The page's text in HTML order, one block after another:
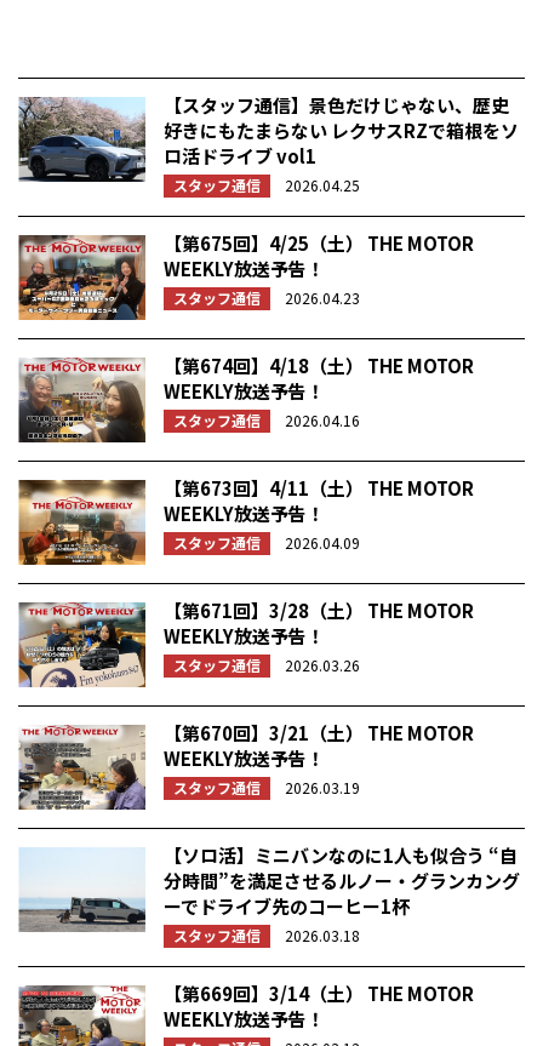
【スタッフ通信】景色だけじゃない、歴史
好きにもたまらない レクサスRZで箱根をソ
ロ活ドライブ vol1
スタッフ通信 2026.04.25
【第675回】4/25（土） THE MOTOR
WEEKLY放送予告！
スタッフ通信 2026.04.23
【第674回】4/18（土） THE MOTOR
WEEKLY放送予告！
スタッフ通信 2026.04.16
【第673回】4/11（土） THE MOTOR
WEEKLY放送予告！
スタッフ通信 2026.04.09
【第671回】3/28（土） THE MOTOR
WEEKLY放送予告！
スタッフ通信 2026.03.26
【第670回】3/21（土） THE MOTOR
WEEKLY放送予告！
スタッフ通信 2026.03.19
【ソロ活】ミニバンなのに1人も似合う “自
分時間”を満足させるルノー・グランカング
ーでドライブ先のコーヒー1杯
スタッフ通信 2026.03.18
【第669回】3/14（土） THE MOTOR
WEEKLY放送予告！